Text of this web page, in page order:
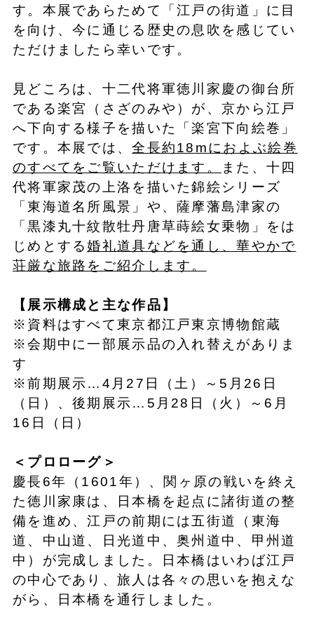
す。本展であらためて「江戸の街道」に目
を向け、今に通じる歴史の息吹を感じてい
ただけましたら幸いです。
見どころは、十二代将軍徳川家慶の御台所
である楽宮（さざのみや）が、京から江戸
へ下向する様子を描いた「楽宮下向絵巻」
です。本展では、全長約18mにおよぶ絵巻
のすべてをご覧いただけます。
また、十四
代将軍家茂の上洛を描いた錦絵シリーズ
「東海道名所風景」や、薩摩藩島津家の
「黒漆丸十紋散牡丹唐草蒔絵女乗物」をは
じめとする婚礼道具などを通し、華やかで
荘厳な旅路をご紹介します。
【展示構成と主な作品】
※資料はすべて東京都江戸東京博物館蔵
※会期中に一部展示品の入れ替えがありま
す
※前期展示…4月27日（土）～5月26日
（日）、後期展示…5月28日（火）～6月
16日（日）
＜プロローグ＞
慶長6年（1601年）、関ヶ原の戦いを終え
た徳川家康は、日本橋を起点に諸街道の整
備を進め、江戸の前期には五街道（東海
道、中山道、日光道中、奥州道中、甲州道
中）が完成しました。日本橋はいわば江戸
の中心であり、旅人は各々の思いを抱えな
がら、日本橋を通行しました。